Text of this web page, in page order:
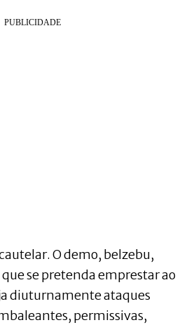
O demo, belzebu,
se pretenda emprestar ao
diuturnamente ataques
permissivas,